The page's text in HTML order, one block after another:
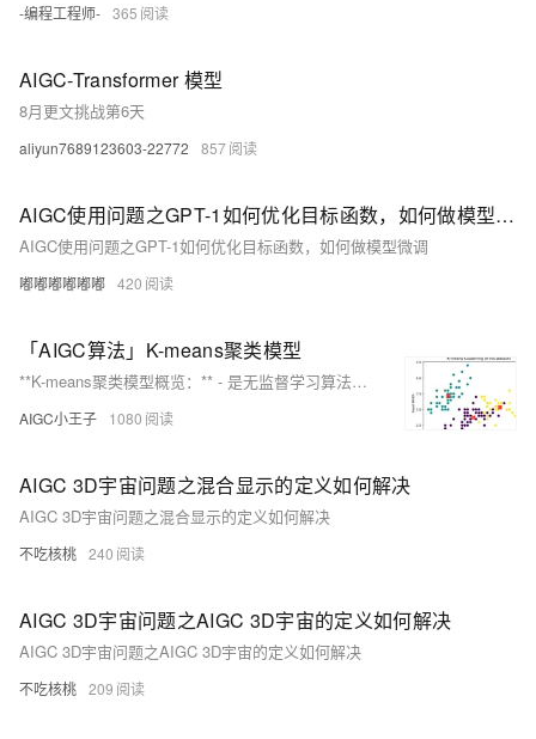
-编程工程师- 365
AIGC-Transformer 模型
8月更文挑战第6天
aliyun7689123603-22772 857
AIGC使用问题之GPT-1如何优化目标函数，如何做模型微调
AIGC使用问题之GPT-1如何优化目标函数，如何做模型微调
嘟嘟嘟嘟嘟嘟 420
「AIGC算法」K-means聚类模型
**K-means聚类模型概览：** - 是无监督学习算法，用于数据集自动分组。 - 算法步骤：初始化质心，分配数据点，更新质心，迭代直至收敛。 - 关键点包括K的选择、初始化方法、收敛性和性能度量。 - 优点是简单快速，适合大样本，但对初始点敏感，需预设K值，且仅适于球形簇。 - 应用场景包括图像分割、市场分析、异常检测等。 - 示例展示了使用scikit-learn对Iris数据集和自定义CSV数据进行聚类。
AIGC小王子 1080
AIGC 3D宇宙问题之混合显示的定义如何解决
AIGC 3D宇宙问题之混合显示的定义如何解决
不吃核桃 240
AIGC 3D宇宙问题之AIGC 3D宇宙的定义如何解决
AIGC 3D宇宙问题之AIGC 3D宇宙的定义如何解决
不吃核桃 209